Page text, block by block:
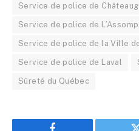
Service de police de
Service de police de
Service de police de la Ville
Service de police de Laval
Sûreté du Québec